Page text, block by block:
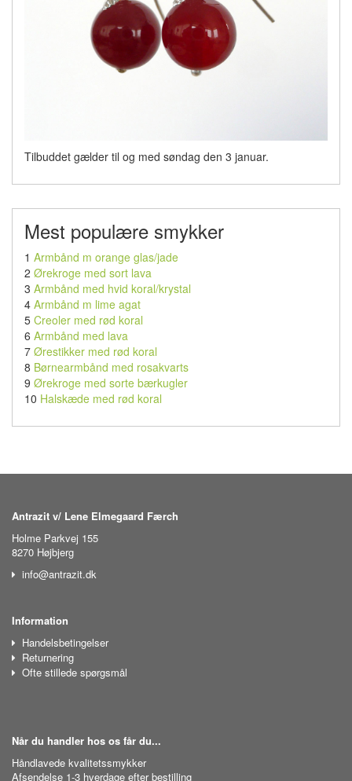
Tilbuddet gælder til og med søndag den 3 januar.
Mest populære smykker
1 Armbånd m orange glas/jade
2 Ørekroge med sort lava
3 Armbånd med hvid koral/krystal
4 Armbånd m lime agat
5 Creoler med rød koral
6 Armbånd med lava
7 Ørestikker med rød koral
8 Børnearmbånd med rosakvarts
9 Ørekroge med sorte bærkugler
10 Halskæde med rød koral
Antrazit v/ Lene Elmegaard Færch
Holme Parkvej 155
8270 Højbjerg
info@antrazit.dk
Information
Handelsbetingelser
Returnering
Ofte stillede spørgsmål
Når du handler hos os får du...
Håndlavede kvalitetssmykker
Afsendelse 1-3 hverdage efter bestilling